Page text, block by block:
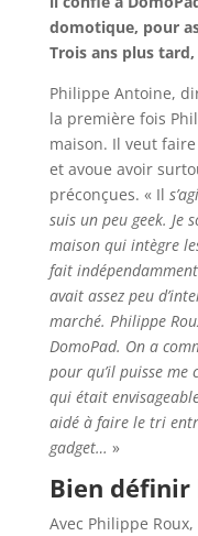
domotique, pour
Trois ans plus
Philippe Antoine,
la première fois
maison. Il veut
et avoue avoir
préconçues. « Il
suis un peu geek. Je
maison qui intègre
fait
avait assez peu
marché. Philippe
DomoPad. On a
pour qu’il puisse me
qui était
aidé à faire le tri
gadget… »
Bien définir
Avec Philippe